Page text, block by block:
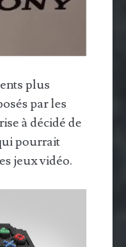
plus
par les
à décidé de
pourrait
jeux vidéo.